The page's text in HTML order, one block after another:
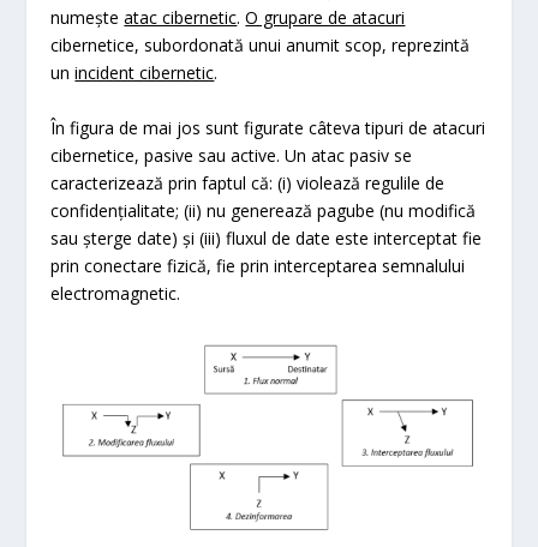
numeșteatac cibernetic.O grupare de atacuri
cibernetice, subordonată unui anumit scop, reprezintă
unincident cibernetic.
În figura de mai jos sunt figurate câteva tipuri de atacuri
cibernetice, pasive sau active. Un atac pasiv se
caracterizează prin faptul că: (i) violează regulile de
confidențialitate; (ii) nu generează pagube (nu modifică
sau șterge date) și (iii) fluxul de date este interceptat fie
prin conectare fizică, fie prin interceptarea semnalului
electromagnetic.